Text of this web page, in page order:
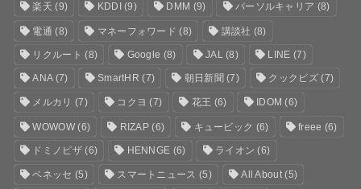
楽天 (9) KDDI (9) DMM (9) パーソルキャリア (8)
電通 (8) マネーフォワード (8) 講談社 (8)
リクルート (8) Google (8) JAL(8) LINE (7)
ANA(7) SmartHR (7) 朝日新聞 (7) クックビズ(7)
メルカリ (7) コクヨ (7) 花王 (6) IDOM (6)
WOWOW(6) RIZAP (6) キュービック (6) freee (6)
ドミノピザ(6) HENNGE (6) ライオン (6)
ベネッセ (5) スマートニュース (5) All About(5)